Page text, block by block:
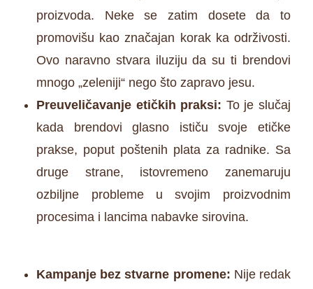
proizvoda. Neke se zatim dosete da to
promovišu kao značajan korak ka održivosti.
Ovo naravno stvara iluziju da su ti brendovi
mnogo „zeleniji“ nego što zapravo jesu.
Preuveličavanje etičkih praksi: To je slučaj
kada brendovi glasno ističu svoje etičke
prakse, poput poštenih plata za radnike. Sa
druge strane, istovremeno zanemaruju
ozbiljne probleme u svojim proizvodnim
procesima i lancima nabavke sirovina.
Kampanje bez stvarne promene: Nije redak